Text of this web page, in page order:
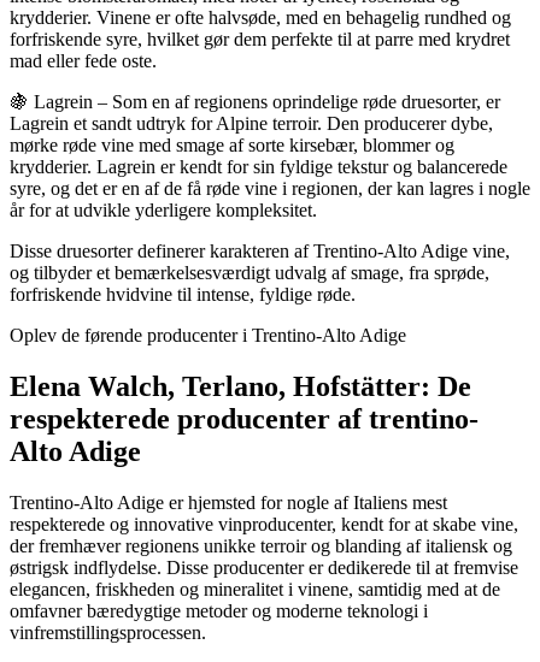
krydderier. Vinene er ofte halvsøde, med en behagelig rundhed og
forfriskende syre, hvilket gør dem perfekte til at parre med krydret
mad eller fede oste.
🍇 Lagrein – Som en af regionens oprindelige røde druesorter, er
Lagrein et sandt udtryk for Alpine terroir. Den producerer dybe,
mørke røde vine med smage af sorte kirsebær, blommer og
krydderier. Lagrein er kendt for sin fyldige tekstur og balancerede
syre, og det er en af de få røde vine i regionen, der kan lagres i nogle
år for at udvikle yderligere kompleksitet.
Disse druesorter definerer karakteren af Trentino-Alto Adige vine,
og tilbyder et bemærkelsesværdigt udvalg af smage, fra sprøde,
forfriskende hvidvine til intense, fyldige røde.
Oplev de førende producenter i Trentino-Alto Adige
Elena Walch, Terlano, Hofstätter: De
respekterede producenter af trentino-
Alto Adige
Trentino-Alto Adige er hjemsted for nogle af Italiens mest
respekterede og innovative vinproducenter, kendt for at skabe vine,
der fremhæver regionens unikke terroir og blanding af italiensk og
østrigsk indflydelse. Disse producenter er dedikerede til at fremvise
elegancen, friskheden og mineralitet i vinene, samtidig med at de
omfavner bæredygtige metoder og moderne teknologi i
vinfremstillingsprocessen.